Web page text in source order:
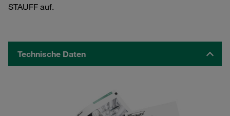
STAUFF auf.
Technische Daten